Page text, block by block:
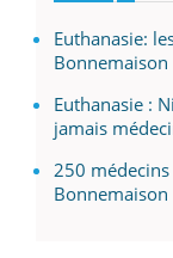
Euthanasie:
Bonnemaison
Euthanasie :
jamais
250
Bonnemaison